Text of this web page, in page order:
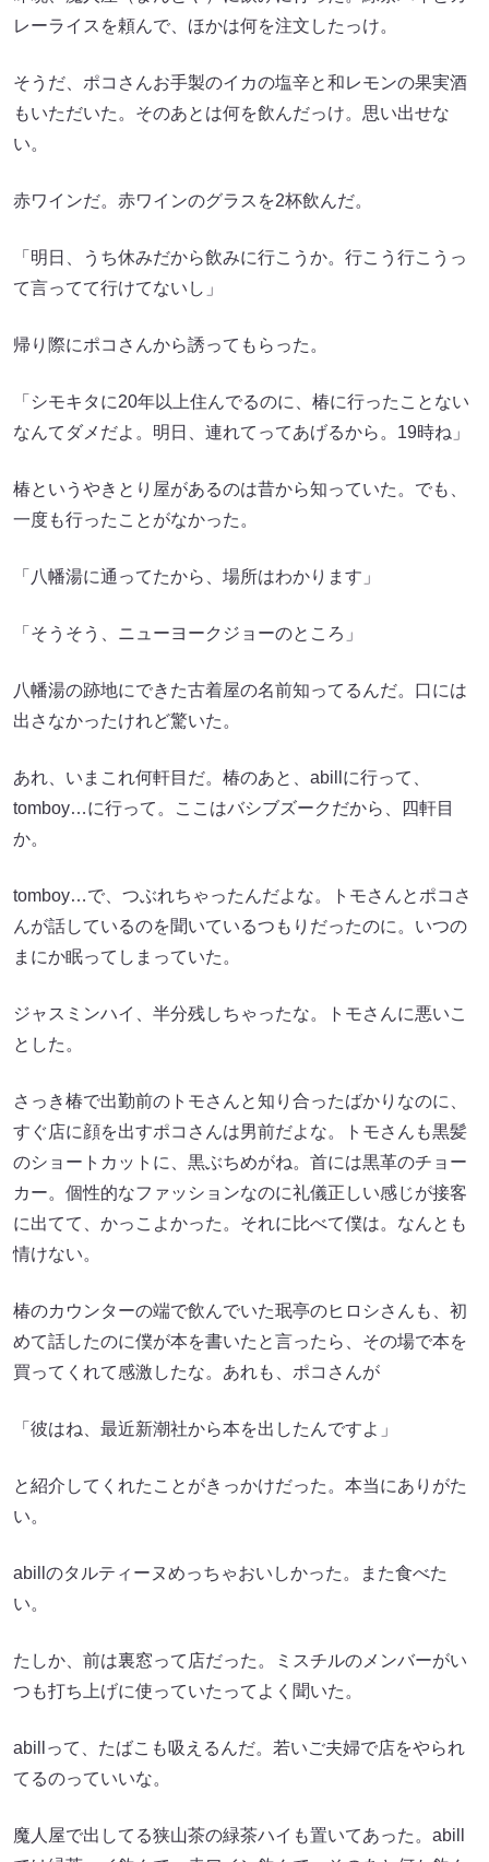
レーライスを頼んで、ほかは何を注文したっけ。
そうだ、ポコさんお手製のイカの塩辛と和レモンの果実酒
もいただいた。そのあとは何を飲んだっけ。思い出せな
い。
赤ワインだ。赤ワインのグラスを2杯飲んだ。
「明日、うち休みだから飲みに行こうか。行こう行こうっ
て言ってて行けてないし」
帰り際にポコさんから誘ってもらった。
「シモキタに20年以上住んでるのに、椿に行ったことない
なんてダメだよ。明日、連れてってあげるから。19時ね」
椿というやきとり屋があるのは昔から知っていた。でも、
一度も行ったことがなかった。
「八幡湯に通ってたから、場所はわかります」
「そうそう、ニューヨークジョーのところ」
八幡湯の跡地にできた古着屋の名前知ってるんだ。口には
出さなかったけれど驚いた。
あれ、いまこれ何軒目だ。椿のあと、abillに行って、
tomboy…に行って。ここはバシブズークだから、四軒目
か。
tomboy…で、つぶれちゃったんだよな。トモさんとポコさ
んが話しているのを聞いているつもりだったのに。いつの
まにか眠ってしまっていた。
ジャスミンハイ、半分残しちゃったな。トモさんに悪いこ
とした。
さっき椿で出勤前のトモさんと知り合ったばかりなのに、
すぐ店に顔を出すポコさんは男前だよな。トモさんも黒髪
のショートカットに、黒ぶちめがね。首には黒革のチョー
カー。個性的なファッションなのに礼儀正しい感じが接客
に出てて、かっこよかった。それに比べて僕は。なんとも
情けない。
椿のカウンターの端で飲んでいた珉亭のヒロシさんも、初
めて話したのに僕が本を書いたと言ったら、その場で本を
買ってくれて感激したな。あれも、ポコさんが
「彼はね、最近新潮社から本を出したんですよ」
と紹介してくれたことがきっかけだった。本当にありがた
い。
abillのタルティーヌめっちゃおいしかった。また食べた
い。
たしか、前は裏窓って店だった。ミスチルのメンバーがい
つも打ち上げに使っていたってよく聞いた。
abillって、たばこも吸えるんだ。若いご夫婦で店をやられ
てるのっていいな。
魔人屋で出してる狭山茶の緑茶ハイも置いてあった。abill